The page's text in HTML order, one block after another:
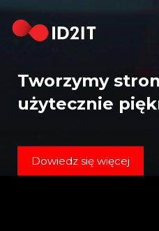
REALIZACJE
DOMENY
KONTAKT
Tworzymy
użytecznie
Dowiedz się więcej